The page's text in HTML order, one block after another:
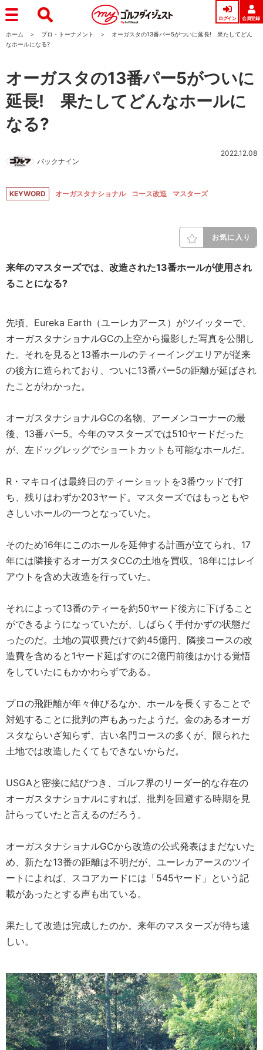
ログイン 会員登録
ホーム プロ・トーナメント
オーガスタの13番パー5がついに延長! 果たしてどん
なホールになる?
オーガスタの13番パー5がついに
延長! 果たしてどんなホールに
なる?
バックナイン
2022.12.08
KEYWORD オーガスタナショナル コース改造 マスターズ
お気に入り
来年のマスターズでは、改造された13番ホールが使用され
ることになる?
先頃、Eureka Earth（ユーレカアース）がツイッターで、
オーガスタナショナルGCの上空から撮影した写真を公開し
た。それを見ると13番ホールのティーイングエリアが従来
の後方に造られており、ついに13番パー5の距離が延ばされ
たことがわかった。
オーガスタナショナルGCの名物、アーメンコーナーの最
後、13番パー5。今年のマスターズでは510ヤードだった
が、左ドッグレッグでショートカットも可能なホールだ。
R・マキロイは最終日のティーショットを3番ウッドで打
ち、残りはわずか203ヤード。マスターズではもっともや
さしいホールの一つとなっていた。
そのため16年にこのホールを延伸する計画が立てられ、17
年には隣接するオーガスタCCの土地を買収。18年にはレイ
アウトを含め大改造を行っていた。
それによって13番のティーを約50ヤード後方に下げること
ができるようになっていたが、しばらく手付かずの状態だ
ったのだ。土地の買収費だけで約45億円、隣接コースの改
造費を含めると1ヤード延ばすのに2億円前後はかける覚悟
をしていたにもかかわらずである。
プロの飛距離が年々伸びるなか、ホールを長くすることで
対処することに批判の声もあったようだ。金のあるオーガ
スタならいざ知らず、古い名門コースの多くが、限られた
土地では改造したくてもできないからだ。
USGAと密接に結びつき、ゴルフ界のリーダー的な存在の
オーガスタナショナルにすれば、批判を回避する時期を見
計らっていたと言えるのだろう。
オーガスタナショナルGCから改造の公式発表はまだないた
め、新たな13番の距離は不明だが、ユーレカアースのツイ
ートによれば、スコアカードには「545ヤード」という記
載があったとする声も出ている。
果たして改造は完成したのか。来年のマスターズが待ち遠
しい。